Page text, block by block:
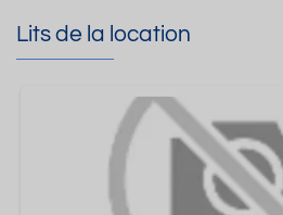
Lits de la location